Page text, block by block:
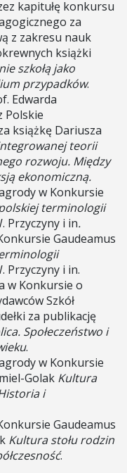
kapitułę konkursu
za
z zakresu nauk
książki
szkołą jako
przypadków.
Edwarda
Polskie
książkę Dariusza
teorii
rozwoju. Między
ekonomiczną.
w Konkursie
terminologii
Przyczyny i in.
Gaudeamus
Przyczyny i in.
w Konkursie o
Szkół
za publikację
Społeczeństwo i
.
w Konkursie
Golak Kultura
i
Gaudeamus
Kultura stołu rodzin
.